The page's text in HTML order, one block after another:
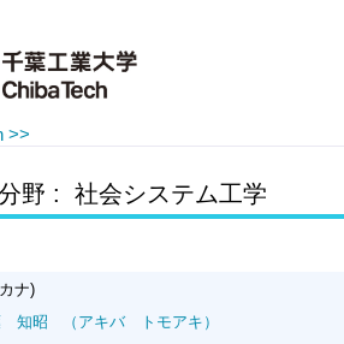
>>
野 : 社会システム工学
ナ)
知昭
（アキバ トモアキ）